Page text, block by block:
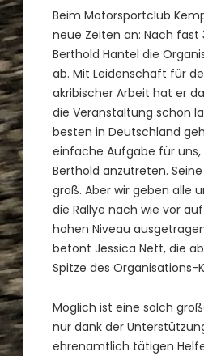
Beim Motorsportclub
neue Zeiten an: Nach fast
Berthold Hantel die
ab. Mit Leidenschaft für
akribischer Arbeit hat er
die Veranstaltung schon
besten in Deutschland
einfache Aufgabe für
Berthold anzutreten.
groß. Aber wir geben alle
die Rallye nach wie vor
hohen Niveau
betont Jessica Nett, die
Spitze des Organisations-
Möglich ist eine solch
nur dank der
ehrenamtlich tätigen